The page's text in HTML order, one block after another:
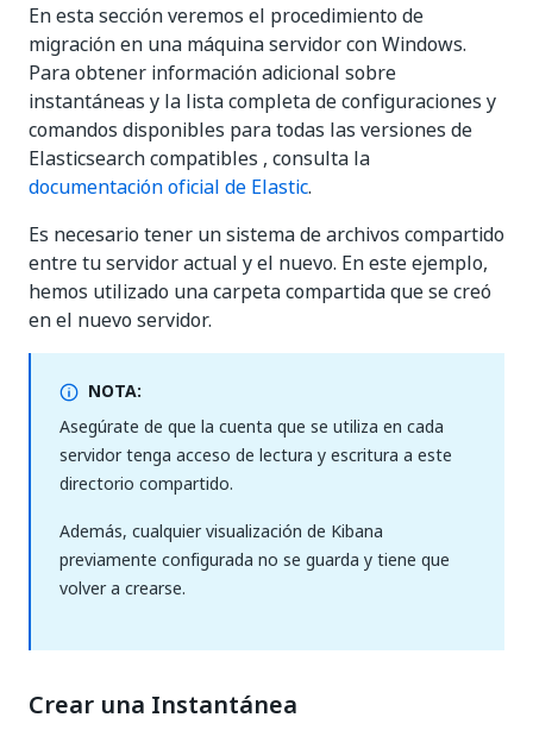
En esta sección veremos el procedimiento de
migración en una máquina servidor con Windows.
Para obtener información adicional sobre
instantáneas y la lista completa de configuraciones y
comandos disponibles para todas las versiones de
Elasticsearchcompatibles , consulta la
documentación oficial de Elastic.
Es necesario tener un sistema de archivos compartido
entre tu servidor actual y el nuevo. En este ejemplo,
hemos utilizado una carpeta compartida que se creó
en el nuevo servidor.
NOTA:
Asegúrate de que la cuenta que se utiliza en cada
servidor tenga acceso de lectura y escritura a este
directorio compartido.
Además, cualquier visualización de Kibana
previamente configurada no se guarda y tiene que
volver a crearse.
Crear una Instantánea